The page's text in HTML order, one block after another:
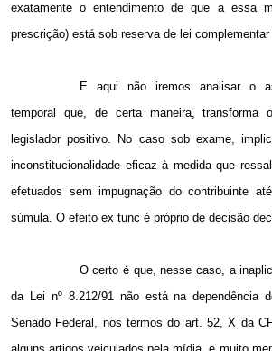
exatamente o entendimento de que a essa
prescrição) está sob reserva de lei
E aqui não iremos analisar o
temporal que, de certa maneira, transforma
legislador positivo. No caso sob exame,
inconstitucionalidade eficaz à medida que
efetuados sem impugnação do contribuinte
súmula. O efeito ex tunc é próprio de decisão
O certo é que, nesse caso, a
da Lei nº 8.212/91 não está na dependência
Senado Federal, nos termos do art. 52, X da